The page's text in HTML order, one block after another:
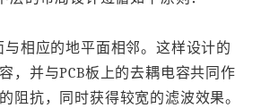
与相应的地平面相邻。这样设计的
，并与PCB板上的去耦电容共同作
阻抗，同时获得较宽的滤波效果。